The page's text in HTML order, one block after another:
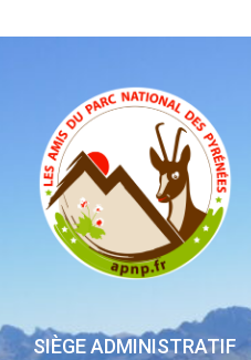
SIÈGE ADMINISTRATIF